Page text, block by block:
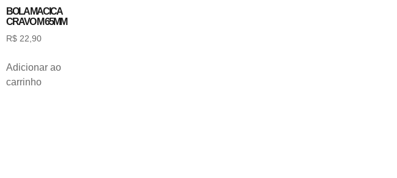
BOLA MACICA
CRAVO M 65MM
R$ 22,90
Adicionar ao
carrinho